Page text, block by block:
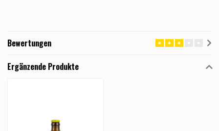
Bewertungen
Ergänzende Produkte